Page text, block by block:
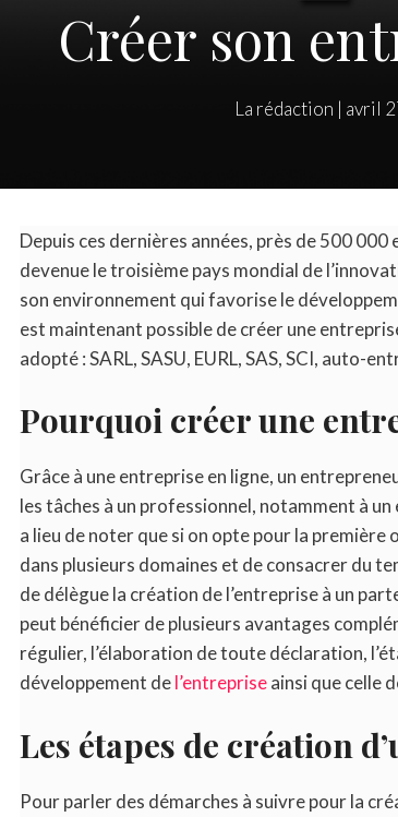
Créer son
La rédaction | avril
Depuis ces dernières années, près de 500
devenue le troisième pays mondial de
son environnement qui favorise le
est maintenant possible de créer une
adopté : SARL, SASU, EURL, SAS, SCI, auto-
Pourquoi créer une
Grâce à une entreprise en ligne, un
les tâches à un professionnel, notamment à
a lieu de noter que si on opte pour la première
dans plusieurs domaines et de consacrer du
de délègue la création de l’entreprise à un
peut bénéficier de plusieurs avantages
régulier, l’élaboration de toute déclaration,
développement del’entrepriseainsi que celle
Les étapes de création
Pour parler des démarches à suivre pour la